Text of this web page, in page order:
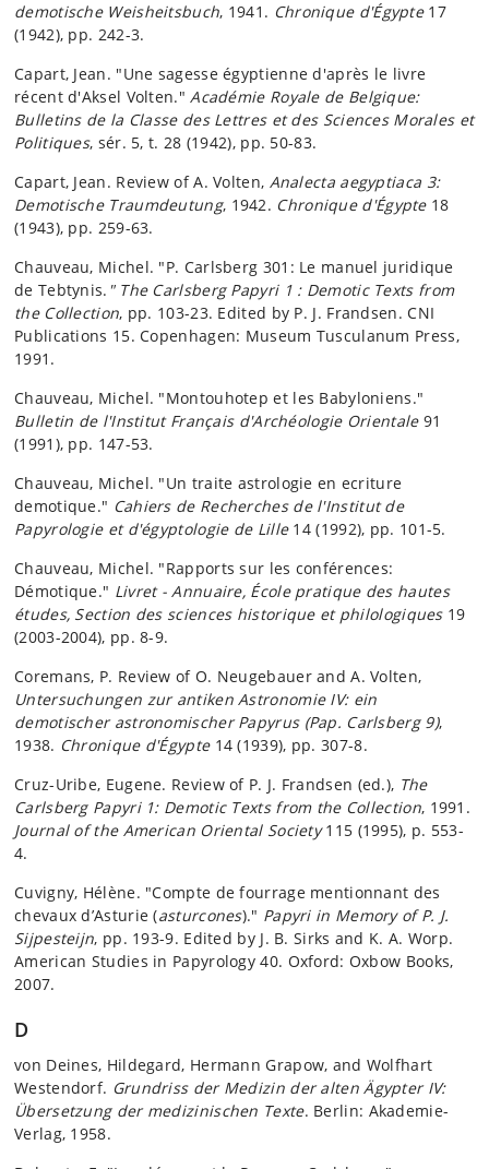
demotische Weisheitsbuch, 1941. Chronique d'Égypte17
(1942), pp. 242-3.
Capart, Jean. "Une sagesse égyptienne d'après le livre
récent d'Aksel Volten."Académie Royale de Belgique:
Bulletins de la Classe des Lettres et des Sciences Morales et
Politiques, sér. 5, t. 28 (1942), pp. 50-83.
Capart, Jean. Review of A. Volten, Analecta aegyptiaca 3:
Demotische Traumdeutung, 1942. Chronique d'Égypte18
(1943), pp. 259-63.
Chauveau, Michel. "P. Carlsberg 301: Le manuel juridique
de Tebtynis. " The Carlsberg Papyri 1 : Demotic Texts from
the Collection, pp. 103-23. Edited by P. J. Frandsen. CNI
Publications 15. Copenhagen: Museum Tusculanum Press,
1991.
Chauveau, Michel. "Montouhotep et les Babyloniens."
Bulletin de l'Institut Français d'Archéologie Orientale91
(1991), pp. 147-53.
Chauveau, Michel. "Un traite astrologie en ecriture
demotique." Cahiers de Recherches de l'Institut de
Papyrologie et d'égyptologie de Lille14 (1992), pp. 101-5.
Chauveau, Michel. "Rapports sur les conférences:
Démotique." Livret - Annuaire, École pratique des hautes
études, Section des sciences historique et philologiques19
(2003-2004), pp. 8-9.
Coremans, P. Review of O. Neugebauer and A. Volten,
Untersuchungen zur antiken Astronomie IV: ein
demotischer astronomischer Papyrus (Pap. Carlsberg 9),
1938. Chronique d'Égypte14 (1939), pp. 307-8.
Cruz-Uribe, Eugene. Review of P. J. Frandsen (ed.), The
Carlsberg Papyri 1: Demotic Texts from the Collection, 1991.
Journal of the American Oriental Society115 (1995), p. 553-
4.
Cuvigny, Hélène. "Compte de fourrage mentionnant des
chevaux d’Asturie (asturcones)." Papyri in Memory of P. J.
Sijpesteijn, pp. 193-9. Edited by J. B. Sirks and K. A. Worp.
American Studies in Papyrology 40. Oxford: Oxbow Books,
2007.
D
von Deines, Hildegard, Hermann Grapow, and Wolfhart
Westendorf. Grundriss der Medizin der alten Ägypter IV:
Übersetzung der medizinischen Texte. Berlin: Akademie-
Verlag, 1958.